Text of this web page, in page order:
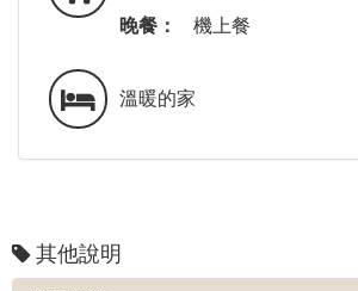
晚餐：
機上餐
溫暖的家
其他說明